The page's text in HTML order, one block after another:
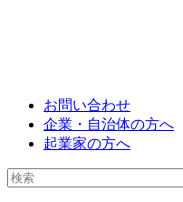
お問い合わせ
企業・自治体の方へ
起業家の方へ